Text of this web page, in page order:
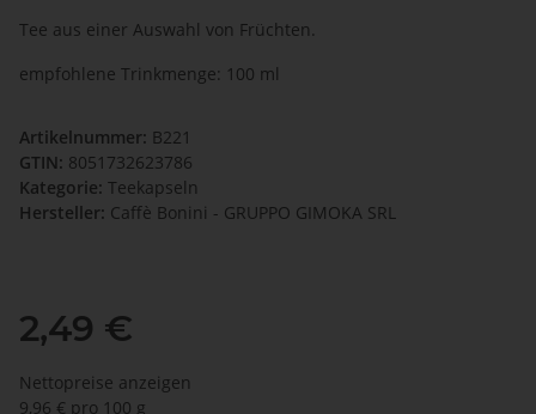
Tee aus einer Auswahl von Früchten.
empfohlene Trinkmenge: 100 ml
Artikelnummer: B221
GTIN: 8051732623786
Kategorie: Teekapseln
Hersteller: Caffè Bonini - GRUPPO GIMOKA SRL
2,49 €
Nettopreise anzeigen
9,96 € pro 100 g